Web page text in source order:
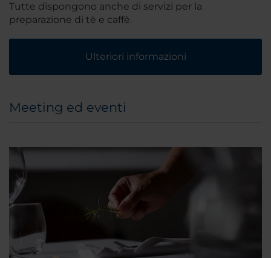
Tutte dispongono anche di servizi per la
preparazione di tè e caffè.
Ulteriori informazioni
Meeting ed eventi